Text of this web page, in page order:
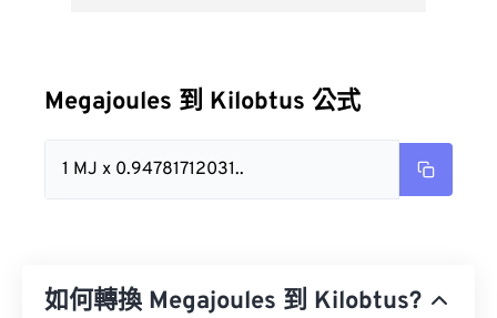
Megajoules 到 Kilobtus 公式
1 MJ x 0.94781712031..
如何轉換 Megajoules 到 Kilobtus?